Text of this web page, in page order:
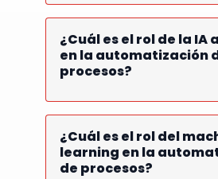
¿Cuál es el rol de la IA
en la automatización
procesos?
¿Cuál es el rol del
learning en la
de procesos?